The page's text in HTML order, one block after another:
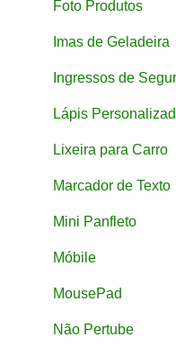
Foto Produtos
Imas de Geladeira
Ingressos de
Lápis
Lixeira para Carro
Marcador de Texto
Mini Panfleto
Móbile
MousePad
Não Pertube